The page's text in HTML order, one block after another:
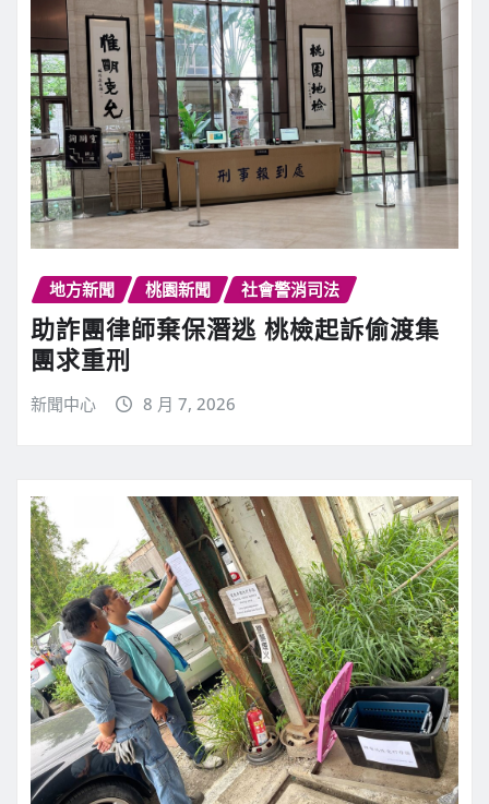
地方新聞 桃園新聞 社會警消司法
助詐團律師棄保潛逃 桃檢起訴偷渡集
團求重刑
新聞中心 8 月 7, 2026